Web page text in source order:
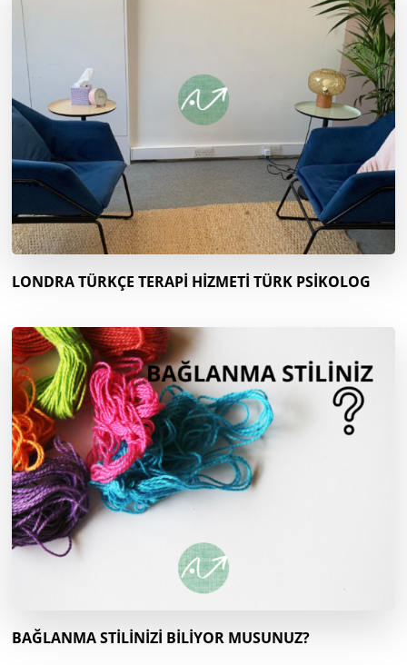
LONDRA TÜRKÇE TERAPİ HİZMETİ TÜRK PSİKOLOG
BAĞLANMA STİLİNİZİ BİLİYOR MUSUNUZ?